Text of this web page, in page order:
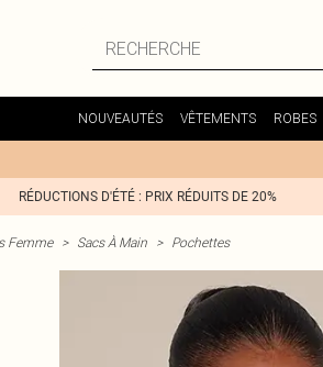
NOUVEAUTÉS VÊTEMENTS ROBES
RÉDUCTIONS D'ÉTÉ : PRIX RÉDUITS DE 20%
Femme > Sacs À Main > Pochettes